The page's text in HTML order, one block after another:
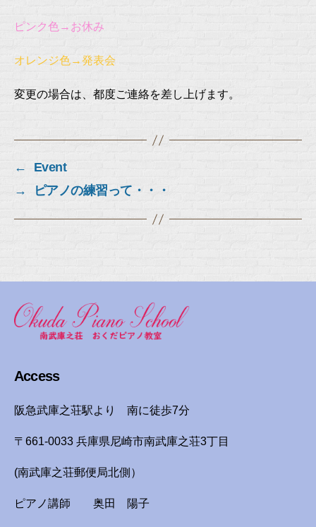
ピンク色→お休み
オレンジ色→発表会
変更の場合は、都度ご連絡を差し上げます。
←
Event
→
ピアノの練習って・・・
Access
阪急武庫之荘駅より 南に徒歩7分
〒661-0033 兵庫県尼崎市南武庫之荘3丁目
(南武庫之荘郵便局北側）
ピアノ講師 奥田 陽子